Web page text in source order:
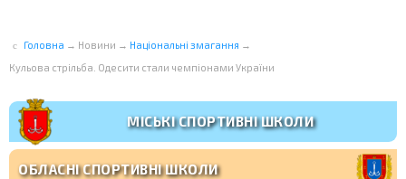
Головна → Новини → Національні змагання →
Кульова стрільба. Одесити стали чемпіонами України
МІСЬКІ СПОРТИВНІ ШКОЛИ
ОБЛАСНІ СПОРТИВНІ ШКОЛИ